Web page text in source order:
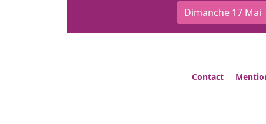
Dimanche 17 Mai
Contact